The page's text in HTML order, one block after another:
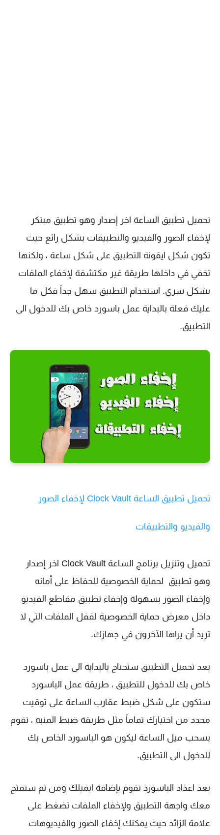
تحميل تطبيق الساعة اخر إصدار وهو تطبيق مبتكر
لإخفاء الصور والفيديو والتطبيقات بشكل رائع حيث
تكون شكل ايقونة التطبيق على شكل ساعة ، ولكنها
تخفي في داخلها طريقة غير مكتشفة لإخفاء الملفات
بشكل سري. استخدام التطبيق سهل جداً فكل ما
عليك فعلة بالبداية عمل باسورد خاص بك للدخول الى
التطبيق.
تحميل تطبيق الساعة Clock Vault لإخفاء الصور
والفيديو والتطبيقات
تحميل وتنزيل برنامج الساعة Clock Vault اخر إصدار
وهو تطبيق لحماية الخصوصية للحفاظ على أمانه
وإخفاء الصور بسهولة وإخفاء تطبيق مقاطع الفيديو
داخل معرض حماية الخصوصية لقفل الملفات التي لا
تريد أن يراها الآخرون في جهازك.
بعد تحميل التطبيق ستحتاج بالبداية الى عمل باسورد
خاص بك للدخول للتطبيق ، طريقة عمل الباسورد
ستكون على شكل ضبط عقارب الساعة على توقيت
محدد من اختيارك تماماً مثل طريقة ضبط المنبه ، تقوم
بسحب ميل الساعة ليكون هو الباسورد الخاص بك
للدخول الى التطبيق.
بعد اعداد الباسورد تقوم بإضافة ايميلك ومن ثم ستفتح
معك واجهة التطبيق ولإخفاء الملفات تضغط على
علامة الزائد حيث يمكنك إخفاء الصور والفيديوهات